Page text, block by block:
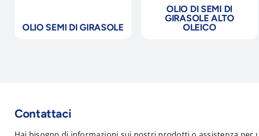
OLIO SEMI DI GIRASOLE
OLIO DI SEMI DI
GIRASOLE ALTO
OLEICO
Contattaci